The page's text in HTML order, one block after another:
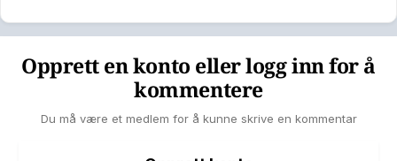
Opprett en konto eller logg inn for å
kommentere
Du må være et medlem for å kunne skrive en kommentar